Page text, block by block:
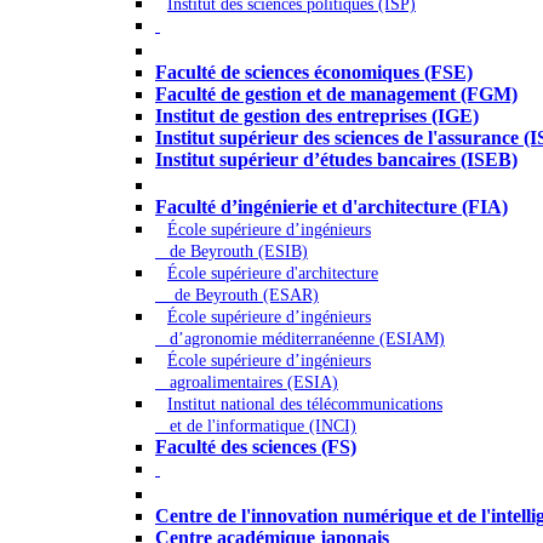
Institut des sciences politiques (ISP)
Faculté de sciences économiques (FSE)
Faculté de gestion et de management (FGM)
Institut de gestion des entreprises (IGE)
Institut supérieur des sciences de l'assurance
Institut supérieur d’études bancaires (ISEB)
Faculté d’ingénierie et d'architecture (FIA)
École supérieure d’ingénieurs
de Beyrouth (ESIB)
École supérieure d'architecture
de Beyrouth (ESAR)
École supérieure d’ingénieurs
d’agronomie méditerranéenne (ESIAM)
École supérieure d’ingénieurs
agroalimentaires (ESIA)
Institut national des télécommunications
et de l'informatique (INCI)
Faculté des sciences (FS)
Centre de l'innovation numérique et de
Centre académique japonais